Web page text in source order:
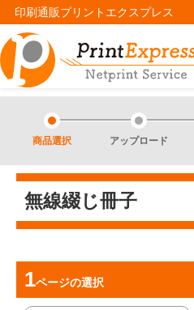
印刷通販プリントエクスプレス
商品選択 アップロード
無線綴じ冊子
ページの選択